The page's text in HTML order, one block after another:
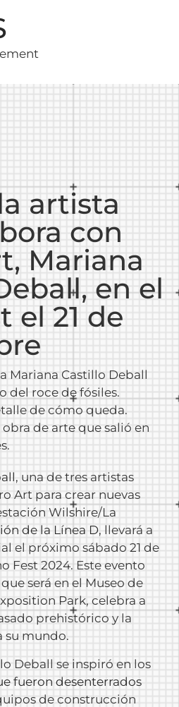
artista
con
Mariana
en el
el 21 de
Mariana Castillo Deball
del roce de fósiles.
de cómo queda.
de arte que salió en
, una de tres artistas
Art para crear nuevas
Wilshire/La
de la Línea D, llevará a
el próximo sábado 21 de
Fest 2024. Este evento
será en el Museo de
Park, celebra a
prehistórico y la
su mundo.
Deball se inspiró en los
fueron desenterrados
de construcción